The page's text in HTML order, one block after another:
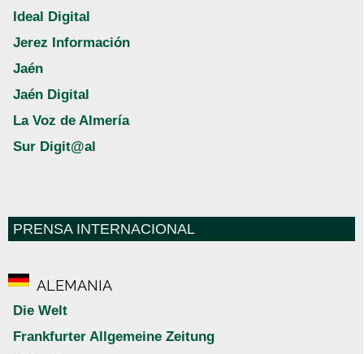
Ideal Digital
Jerez Información
Jaén
Jaén Digital
La Voz de Almería
Sur Digit@al
PRENSA INTERNACIONAL
ALEMANIA
Die Welt
Frankfurter Allgemeine Zeitung